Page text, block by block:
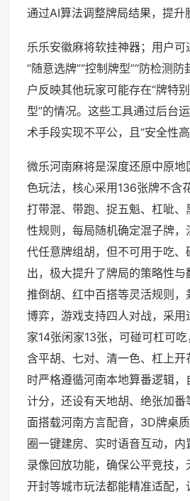
通过AI算法调整牌局结果，提升
乐乐安徽麻将软挂神器；用户
“随意选牌”“控制牌型”“防检测
户反映其他玩家可能存在“牌特
型”的情况。这些工具通过后台
术手段实现不平公，且“安全性高
微乐河南麻将是深度还原中原
色玩法，核心采用136张牌不含
打带混、带跑、捉五魁、杠呲
性规则，每局随机确定混子牌
代任意牌组胡，但不可用于吃
出，极大提升了牌局的策略性
推倒胡、红中百搭等灵活规则
博弈，游戏支持四人对战，采
家14张闲家13张，可碰可杠可
含平胡、七对、清一色、杠上
时严格遵循河南本地算番逻辑
计分，还设有天地胡、绝张加番
面搭载河南方言配音，3D牌桌
圈一键建房、实时语音互动，
录像回放功能，确保公平竞技，
开封等城市玩法都能精准适配